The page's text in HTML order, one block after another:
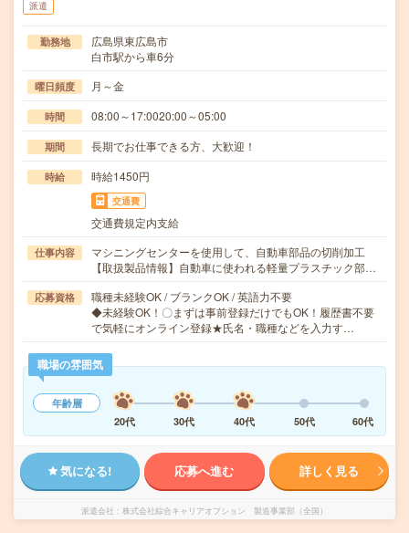
派遣
勤務地
広島県東広島市
白市駅から車6分
曜日頻度 月～金
時間 08:00～17:0020:00～05:00
期間 長期でお仕事できる方、大歓迎！
時給 時給1450円
交通費
交通費規定内支給
仕事内容
マシニングセンターを使用して、自動車部品の切削加工
【取扱製品情報】自動車に使われる軽量プラスチック部…
応募資格
職種未経験OK / ブランクOK / 英語力不要
◆未経験OK！〇まずは事前登録だけでもOK！履歴書不要
で気軽にオンライン登録★氏名・職種などを入力す…
職場の雰囲気
年齢層
20代
30代 40代 50代 60代
気になる! 応募へ進む 詳しく見る
派遣会社 株式会社綜合キャリアオプション 製造事業部（全国）